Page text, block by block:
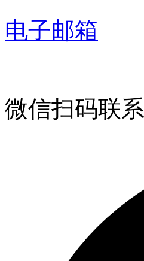
电子邮箱
微信扫码联系